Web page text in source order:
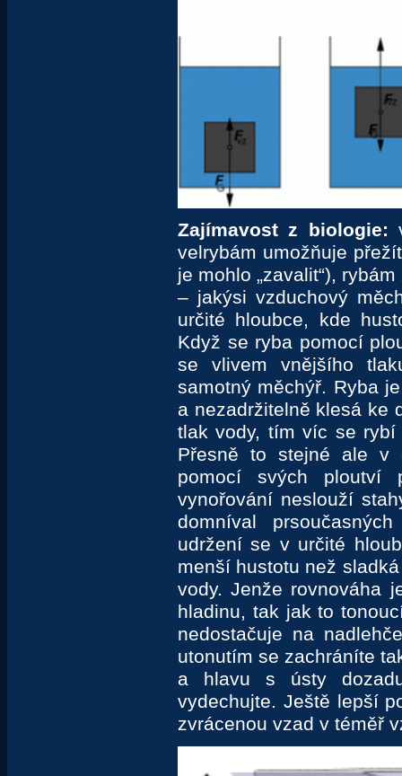
Zajímavost z biologie:
velrybám umožňuje
je mohlo „zavalit“),
– jakýsi vzduchový
určité hloubce, kde
Když se ryba pomocí
se vlivem vnějšího
samotný měchýř. Ryba
a nezadržitelně klesá ke
tlak vody, tím víc se
Přesně to stejné ale v
pomocí svých ploutví
vynořování neslouží
domníval
udržení se v určité
menší hustotu než
vody. Jenže rovnováha
hladinu, tak jak to
nedostačuje na
utonutím se zachráníte
a hlavu s ústy
vydechujte. Ještě lepší
zvrácenou vzad v téměř